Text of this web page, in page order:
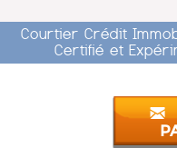
Courtier Crédit
Certifié et